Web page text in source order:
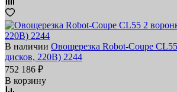
В наличии Овощерезка Robot-Coupe
дисков, 220В) 2244
752 186 ₽
В корзину